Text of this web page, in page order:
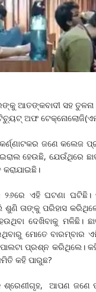
ଆତଙ୍କବାଦୀ ସହ
ଅଫ
ଜଣେ କଲେଜ
ହେଉଛି, ଯେଉଁଥିରେ
ଏହି ଘଟଣା ଘଟିଛି।
ଶୁଣି ତାଙ୍କୁ ପରିହାସ
ଦେଖିବାକୁ ମଳିଛି।
ମୋତେ ବାରମ୍ବାର
ପ୍ରଶ୍ନ କରିଥିଲେ।
କହି ପାରୁଛ?
ଶ୍ରେଣୀଗୃହ, ଆପଣ ଜଣେ